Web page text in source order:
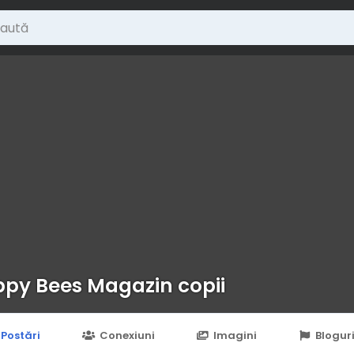
Bees Magazin copii
Postări Conexiuni Imagini